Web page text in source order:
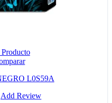
L0S59A
Add Review